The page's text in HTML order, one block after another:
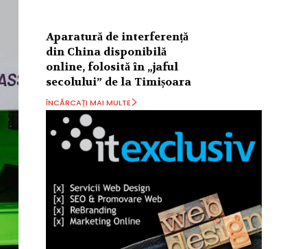
Aparatură de interferență
din China disponibilă
online, folosită în „jaful
secolului” de la Timișoara
ÎNCĂRCAȚI MAI MULTE